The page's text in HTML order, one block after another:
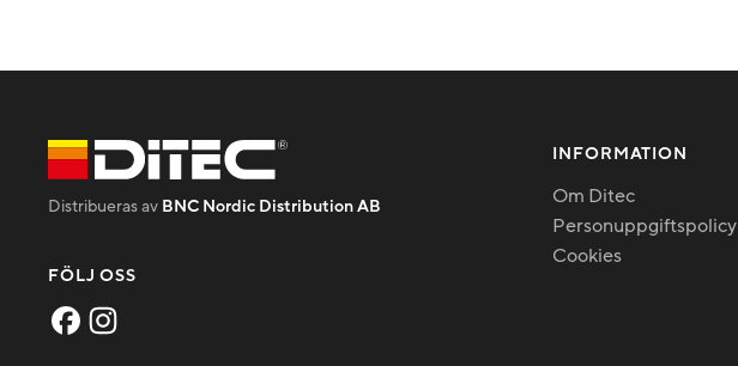
Distribueras av BNC Nordic Distribution AB
FÖLJ OSS
INFORMATION
Om Ditec
Personuppgiftspolicy
Cookies